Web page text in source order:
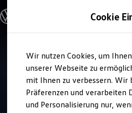
Hauptinhalt
springen
Footer
springen
Modelle und Konfigurator
Modelle vergleichen
Elektroautos
ENERGY Sondermodelle
Nutzfahrzeuge
SUV und CUV
Familienautos
Kombis
Service
Löhr Automobile
4.9| 131
Cookie
Wir nutzen Cookies, um
unserer Webseite zu
mit Ihnen zu verbessern. Wir
Präferenzen und verarbeiten
und Personalisierung nur,